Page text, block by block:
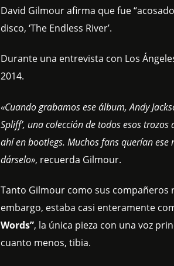
David Gilmour afirma que fue
disco, ‘The Endless River’.
Durante una entrevista con Los
2014.
«Cuando grabamos ese álbum, Andy
Spliff’, una colección de todos esos
ahí en bootlegs. Muchos fans querían
dárselo», recuerda Gilmour.
Tanto Gilmour como sus compañeros
embargo, estaba casi enteramente
Words”, la única pieza con una voz
cuanto menos, tibia.